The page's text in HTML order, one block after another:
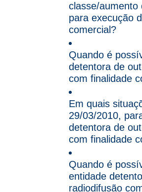
classe/aumento
para execução
comercial?
Quando é
detentora de
com finalidade
Em quais
29/03/2010,
detentora de
com finalidade
Quando é
entidade
radiodifusão